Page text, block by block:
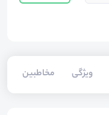
ویژگی مخاطبین